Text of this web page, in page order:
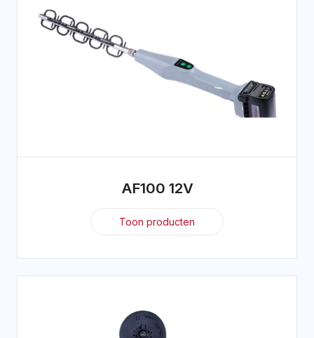
AF100 12V
Toon producten